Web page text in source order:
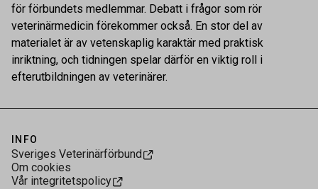
för förbundets medlemmar. Debatt i frågor som rör
veterinärmedicin förekommer också. En stor del av
materialet är av vetenskaplig karaktär med praktisk
inriktning, och tidningen spelar därför en viktig roll i
efterutbildningen av veterinärer.
INFO
Sveriges Veterinärförbund
Om cookies
Vår integritetspolicy